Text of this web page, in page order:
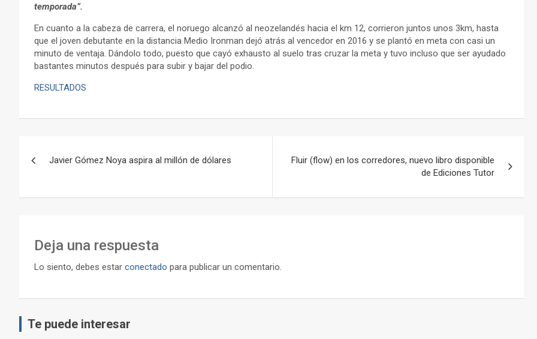
temporada”.
En cuanto a la cabeza de carrera, el noruego alcanzó al neozelandés hacia el km 12, corrieron juntos unos 3km, hasta
que el joven debutante en la distancia Medio Ironman dejó atrás al vencedor en 2016 y se plantó en meta con casi un
minuto de ventaja. Dándolo todo, puesto que cayó exhausto al suelo tras cruzar la meta y tuvo incluso que ser ayudado
bastantes minutos después para subir y bajar del podio.
RESULTADOS
entradas
Javier Gómez Noya aspira al millón de dólares
Fluir (flow) en los corredores, nuevo libro disponible
de Ediciones Tutor
Deja una respuesta
Lo siento, debes estar conectado para publicar un comentario.
Te puede interesar